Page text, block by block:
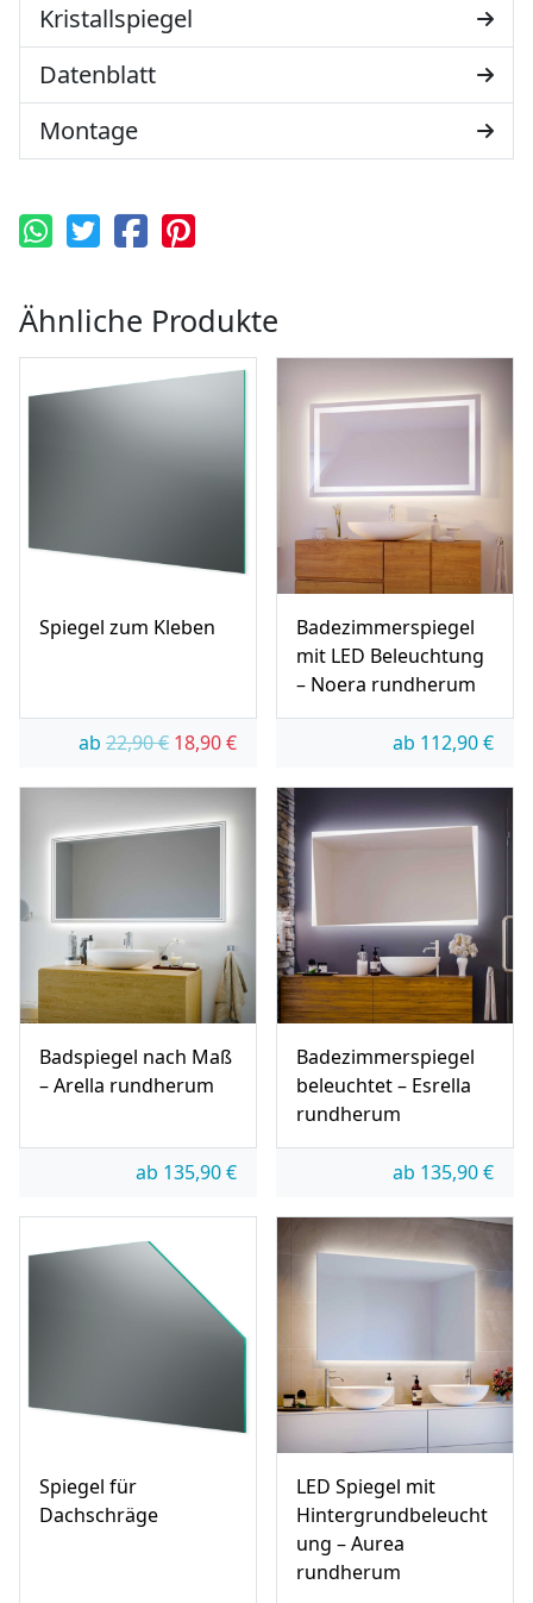
Kristallspiegel
Datenblatt
Montage
Ähnliche Produkte
Spiegel zum Kleben
ab 22,90€ Ursprünglicher Preis war: 22,90 €
18,90€Aktueller Preis ist: 18,90 €.
Badezimmerspiegel
mit LED Beleuchtung
– Noera rundherum
ab 112,90€
Badspiegel nach Maß
– Arella rundherum
ab 135,90€
Badezimmerspiegel
beleuchtet – Esrella
rundherum
ab 135,90€
Spiegel für
Dachschräge
LED Spiegel mit
Hintergrundbeleucht
ung – Aurea
rundherum